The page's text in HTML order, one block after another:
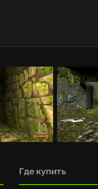
Где купить